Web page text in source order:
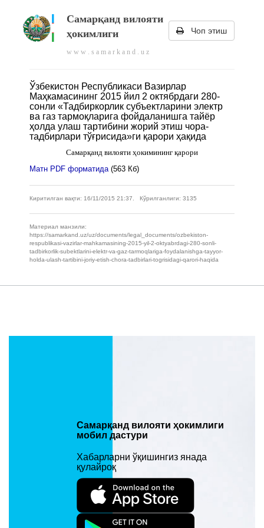
Самарқанд вилояти
ҳокимлиги
w w w . s a m a r k a n d . u z
Чоп этиш
Ўзбекистон Республикаси Вазирлар
Маҳкамасининг 2015 йил 2 октябрдаги 280-
сонли «Тадбиркорлик субъектларини электр
ва газ тармоқларига фойдаланишга тайёр
ҳолда улаш тартибини жорий этиш чора-
тадбирлари тўғрисида»ги қарори ҳақида
Самарқанд вилояти ҳокимининг қарори
Матн PDF форматида(563 Кб)
Киритилган вақти: 16/11/2015 21:37. Кўрилганлиги: 3135
Материал манзили:
https://samarkand.uz/uz/documents/legal_documents/ozbekiston-
respublikasi-vazirlar-mahkamasining-2015-yil-2-oktyabrdagi-280-sonli-
tadbirkorlik-subektlarini-elektr-va-gaz-tarmoqlariga-foydalanishga-tayyor-
holda-ulash-tartibini-joriy-etish-chora-tadbirlari-togrisidagi-qarori-haqida
Самарқанд вилояти ҳокимлиги
мобил дастури
Хабарларни ўқишингиз янада
қулайроқ